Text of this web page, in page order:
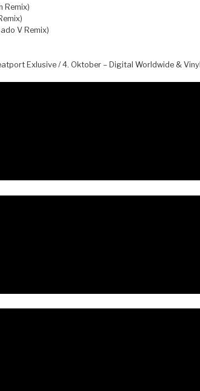
Remix)
V Remix)
Exlusive / 4. Oktober – Digital Worldwide & Vinyl